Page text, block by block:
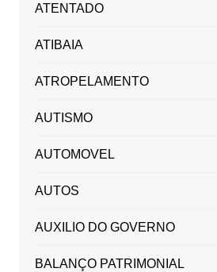
ATENTADO
ATIBAIA
ATROPELAMENTO
AUTISMO
AUTOMOVEL
AUTOS
AUXILIO DO GOVERNO
BALANÇO PATRIMONIAL